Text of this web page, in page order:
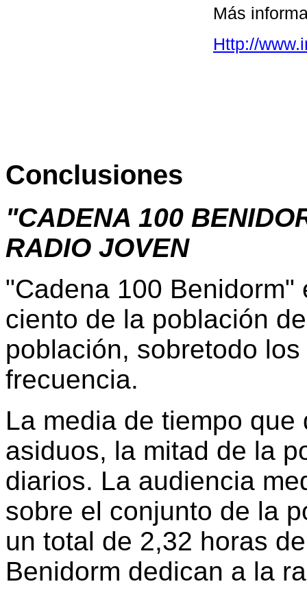
Más
Http://
Conclusiones
"CADENA 100
RADIO JOVEN
"Cadena 100
ciento de la población
población, sobretodo
frecuencia.
La media de tiempo
asiduos, la mitad de la
diarios. La audiencia
sobre el conjunto de la
un total de 2,32 horas
Benidorm dedican a la